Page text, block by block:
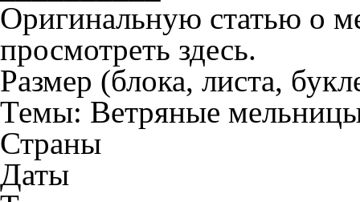
Оригинальную статью о
просмотреть здесь.
Размер (блока, листа,
Темы: Ветряные
Страны
Даты